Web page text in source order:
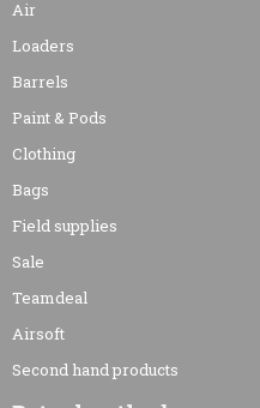
Air
Loaders
Barrels
Paint & Pods
Clothing
Bags
Field supplies
Sale
Teamdeal
Airsoft
Second hand products